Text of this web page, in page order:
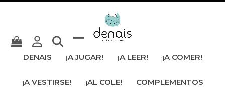
ocultar
móvil
DENAIS ¡A JUGAR! ¡A LEER! ¡A COMER!
¡A VESTIRSE! ¡AL COLE! COMPLEMENTOS